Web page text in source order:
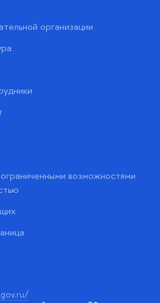
организации
возможностями